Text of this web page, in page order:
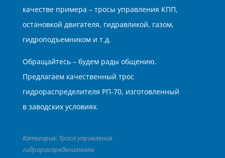
качестве примера – тросы управления КПП,
остановкой двигателя, гидравликой, газом,
гидроподъемником и т.д.
Обращайтесь – будем рады общению.
Предлагаем качественный трос
гидрораспределителя РП-70, изготовленный
в заводских условиях.
Категория: Троса управления
гидрораспределителем